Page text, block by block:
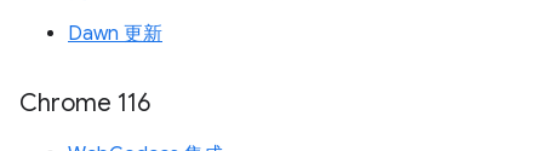
Dawn 更新
Chrome 116